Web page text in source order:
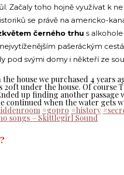
Začaly toho hojně využívat k
se právě na americko-
černého trhu s
pašeráckým
pod svými domy i někteří ze
house we purchased 4 years
20ft under the house. Of course
up finding another passage
continued when the water gets
#gopro #history
songs – Skittlegirl Sound